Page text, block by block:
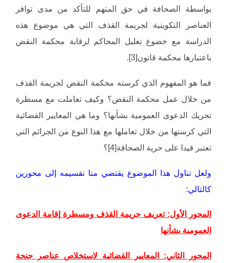
بواسطة الصحافة في حق المتهم للتأكد من مدى توافر
العناصر التكوينية لجريمة القذف التي هي موضوع هذه
الدراسة مع خضوع تعليل المحاكم لرقابة محكمة النقض
باعتبارها محكمة قانون[3].
فما هو المفهوم الذي كرسته محكمة النقض لجريمة القذف
من خلال عمل محكمة النقض؟ وكيف تعاملت مع مسطرة
تحريك الدعوى العمومية بشأنها؟ وما هي المعايير القضائية
التي كرستها من خلال تعاملها مع هذا النوع من الجرائم التي
تعتبر قيدا على حرية الصحافة[4]؟
ولعل تناول هذا الموضوع يقتضي منا تقسيمه إلى محورين
كالتالي:
المحور الأول: تعريف جريمة القذف ومسطرة إقامة الدعوى
العمومية بشأنها
المحور الثاني: المعايير القضائية لاستخلاص عناصر جنحة